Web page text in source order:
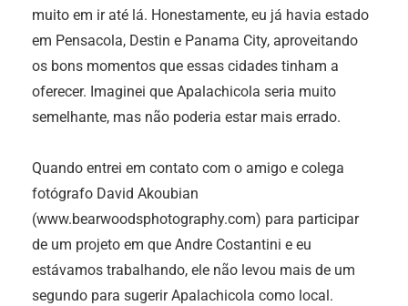
muito em ir até lá. Honestamente, eu já havia estado
em Pensacola, Destin e Panama City, aproveitando
os bons momentos que essas cidades tinham a
oferecer. Imaginei que Apalachicola seria muito
semelhante, mas não poderia estar mais errado.
Quando entrei em contato com o amigo e colega
fotógrafo David Akoubian
(www.bearwoodsphotography.com) para participar
de um projeto em que Andre Costantini e eu
estávamos trabalhando, ele não levou mais de um
segundo para sugerir Apalachicola como local.